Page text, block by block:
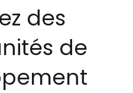
des
de